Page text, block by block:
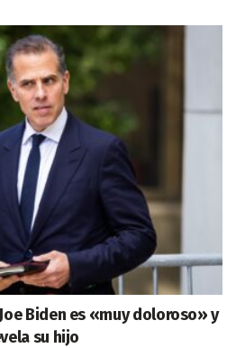
Biden es «muy doloroso» y
su hijo